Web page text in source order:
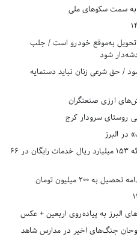
به سمت سکوهای ملی
تحویل به‌موقع خودرو است / جلب
شود
/ حق شرعی زنان نباید دستمایه
ارزی صنعتگران
در البرز
رکوردزنی در عدالت درمانی البرز؛ ارائه ۱۵۳ میلیارد ریال خدمات رایگان در ۶۶
۲۰۰ میلیون تومان
البرز به پیاده‌روی اربعین + عکس
جنگ‌های اخیر در مدارس شاهد